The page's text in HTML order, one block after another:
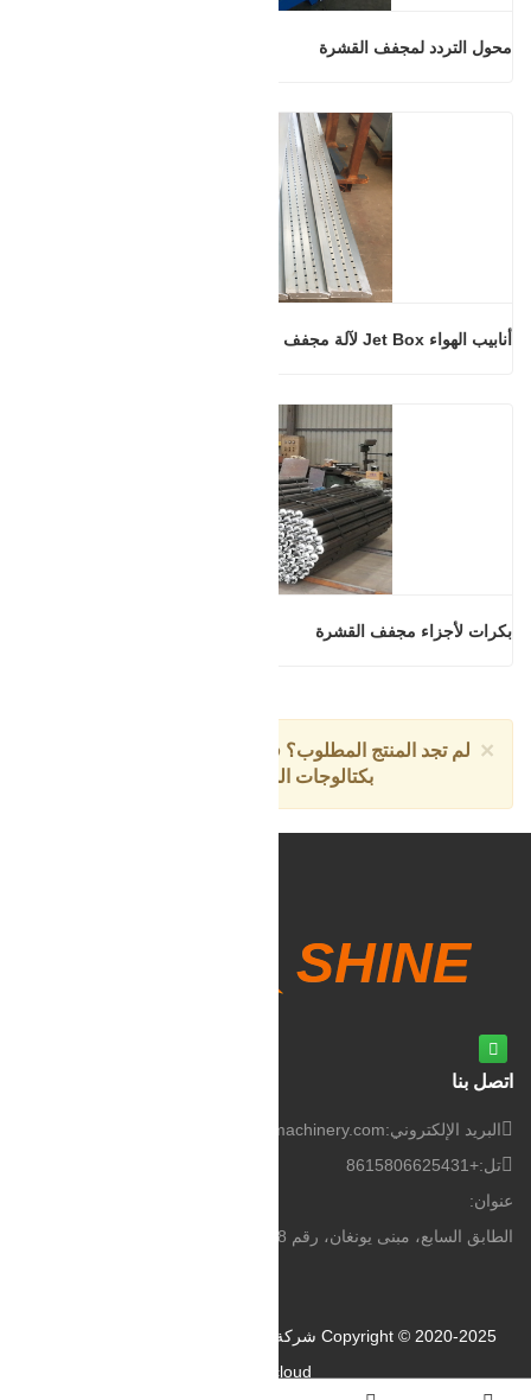
محول التردد لمجفف القشرة
أنابيب الهواء Jet Box لآلة مجفف القشرة
بكرات لأجزاء مجفف القشرة
× لم تجد المنتج المطلوب؟ فقط انقر
بكتالوجات المنتجات الكاملة.
اتصل بنا
البريد الإلكتروني:info@sdshinemachinery.com
تل:+8615806625431
عنوان:
الطابق السابع، مبنى يونغان، رقم 268 طريق كوانتشنغ، جينان، الصين
Copyright © 2020-2025 شركة شاين للآلات المحدودة
Huazhicloud